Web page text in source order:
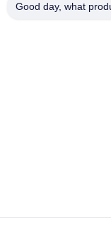
Good day, what